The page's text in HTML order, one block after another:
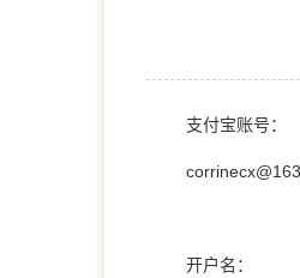
支付宝账号：
开户名：